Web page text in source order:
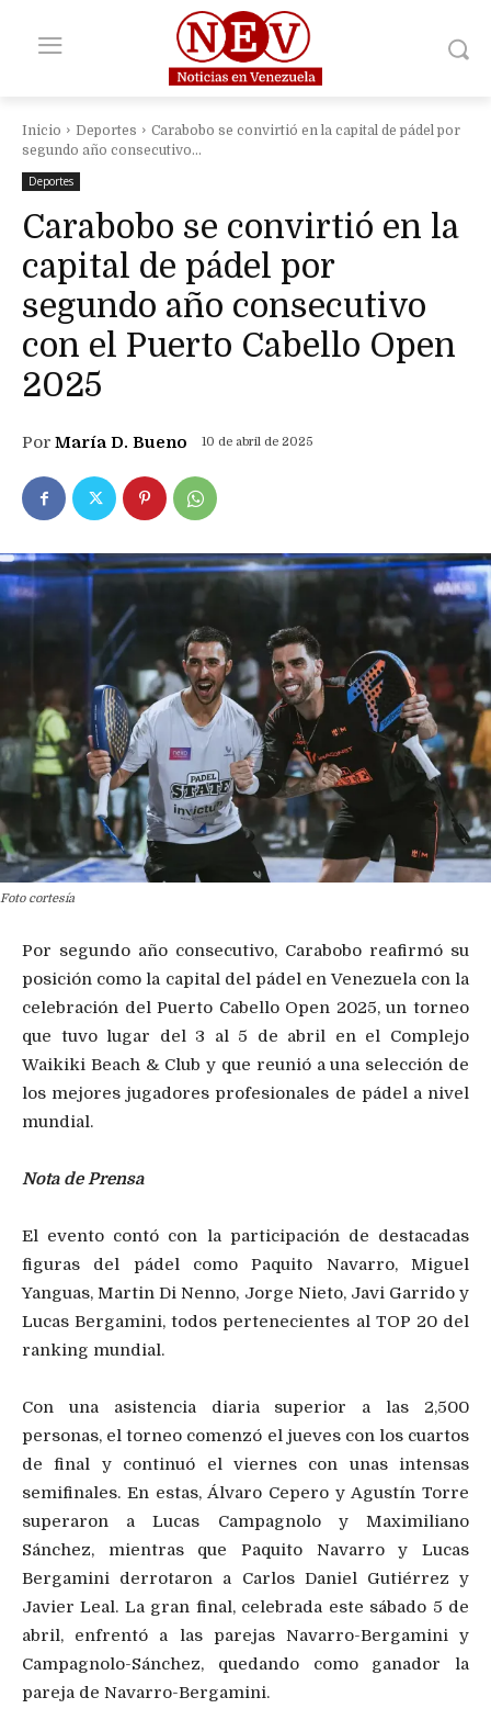
Inicio Deportes
Carabobo se convirtió en la capital de pádel por
segundo año consecutivo...
Deportes
Carabobo se convirtió en la
capital de pádel por
segundo año consecutivo
con el Puerto Cabello Open
2025
Por María D. Bueno 10 de abril de 2025
Foto cortesía
Por segundo año consecutivo, Carabobo reafirmó su
posición como la capital del pádel en Venezuela con la
celebración del Puerto Cabello Open 2025, un torneo
que tuvo lugar del 3 al 5 de abril en el Complejo
Waikiki Beach & Club y que reunió a una selección de
los mejores jugadores profesionales de pádel a nivel
mundial.
Nota de Prensa
El evento contó con la participación de destacadas
figuras del pádel como Paquito Navarro, Miguel
Yanguas, Martin Di Nenno, Jorge Nieto, Javi Garrido y
Lucas Bergamini, todos pertenecientes al TOP 20 del
ranking mundial.
Con una asistencia diaria superior a las 2,500
personas, el torneo comenzó el jueves con los cuartos
de final y continuó el viernes con unas intensas
semifinales. En estas, Álvaro Cepero y Agustín Torre
superaron a Lucas Campagnolo y Maximiliano
Sánchez, mientras que Paquito Navarro y Lucas
Bergamini derrotaron a Carlos Daniel Gutiérrez y
Javier Leal. La gran final, celebrada este sábado 5 de
abril, enfrentó a las parejas Navarro-Bergamini y
Campagnolo-Sánchez, quedando como ganador la
pareja de Navarro-Bergamini.